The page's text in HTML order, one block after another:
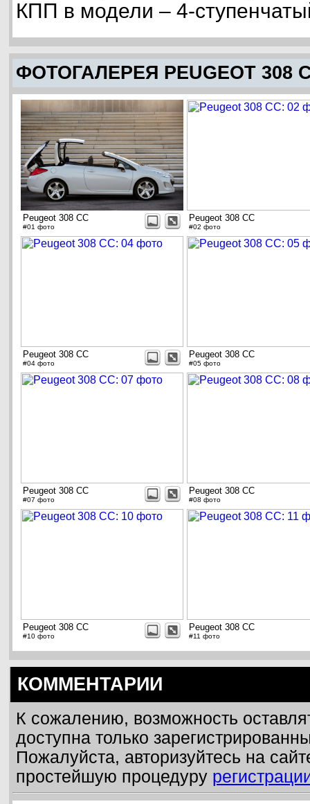
КПП в модели – 4-
ФОТОГАЛЕРЕЯ PEUGEOT 308
Peugeot 308 CC
#01 фото
Peugeot 308 CC
#02 фото
Peugeot 308 CC
#04 фото
Peugeot 308 CC
#05 фото
Peugeot 308 CC
#07 фото
Peugeot 308 CC
#08 фото
Peugeot 308 CC
#10 фото
Peugeot 308 CC
#11 фото
КОММЕНТАРИИ
К сожалению, возможность
доступна только
Пожалуйста, авторизуйтесь на
простейшую процедуру